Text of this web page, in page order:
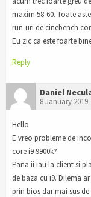
maxim 58-60. Toate
run-uri de cinebench
Eu zic ca este foarte
Reply
Daniel
8 January 2019
Hello
E vreo probleme de
core i9 9900k?
Pana ii iau la client si
de baza cu i9. Dilema
prin bios dar mai sus